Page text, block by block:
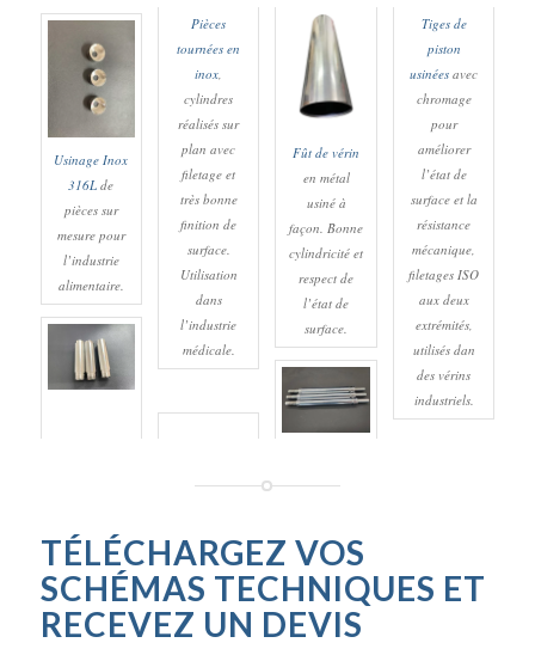
Usinage Inox
316L de
pièces sur
mesure pour
l’industrie
alimentaire.
Pièces
tournées en
inox,
cylindres
réalisés sur
plan avec
filetage et
très bonne
finition de
surface.
Utilisation
dans
l’industrie
médicale.
Fût de vérin
en métal
usiné à
façon. Bonne
cylindricité et
respect de
l’état de
surface.
Tiges de
piston
usinées avec
chromage
pour
améliorer
l’état de
surface et la
résistance
mécanique,
filetages ISO
aux deux
extrémités,
utilisés dan
des vérins
industriels.
TÉLÉCHARGEZ VOS
SCHÉMAS TECHNIQUES ET
RECEVEZ UN DEVIS